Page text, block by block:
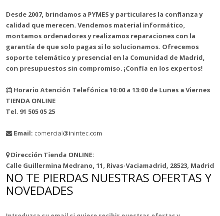
Desde 2007, brindamos a PYMES y particulares la confianza y
calidad que merecen. Vendemos material informático,
montamos ordenadores y realizamos reparaciones con la
garantía de que solo pagas si lo solucionamos. Ofrecemos
soporte telemático y presencial en la Comunidad de Madrid,
con presupuestos sin compromiso. ¡Confía en los expertos!
Horario Atención Telefónica 10:00 a 13:00 de Lunes a Viernes
TIENDA ONLINE
Tel. 91 505 05 25
Email: comercial@inintec.com
Dirección Tienda ONLINE:
Calle Guillermina Medrano, 11, Rivas-Vaciamadrid, 28523, Madrid
NO TE PIERDAS NUESTRAS OFERTAS Y
NOVEDADES